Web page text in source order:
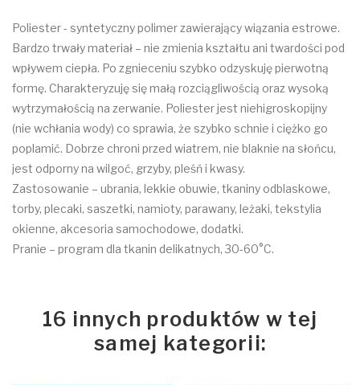
Poliester - syntetyczny polimer zawierający wiązania estrowe.
Bardzo trwały materiał – nie zmienia kształtu ani twardości pod
wpływem ciepła. Po zgnieceniu szybko odzyskuję pierwotną
formę. Charakteryzuję się małą rozciągliwością oraz wysoką
wytrzymałością na zerwanie. Poliester jest niehigroskopijny
(nie wchłania wody) co sprawia, że szybko schnie i ciężko go
poplamić. Dobrze chroni przed wiatrem, nie blaknie na słońcu,
jest odporny na wilgoć, grzyby, pleśń i kwasy.
Zastosowanie – ubrania, lekkie obuwie, tkaniny odblaskowe,
torby, plecaki, saszetki, namioty, parawany, leżaki, tekstylia
okienne, akcesoria samochodowe, dodatki.
Pranie – program dla tkanin delikatnych, 30-60°C.
16 innych produktów w tej
samej kategorii: